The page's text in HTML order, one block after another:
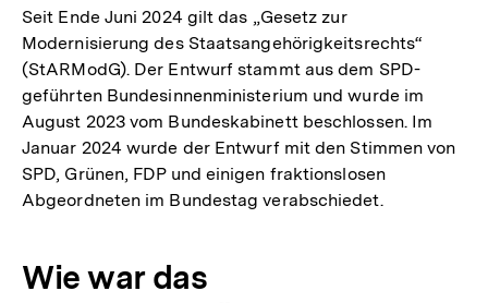
Seit Ende Juni 2024 gilt das „Gesetz zur
Modernisierung des Staatsangehörigkeitsrechts“
(StARModG). Der Entwurf stammt aus dem SPD-
geführten Bundesinnenministerium und wurde im
August 2023 vom Bundeskabinett beschlossen. Im
Januar 2024 wurde der Entwurf mit den Stimmen von
SPD, Grünen, FDP und einigen fraktionslosen
Abgeordneten im Bundestag verabschiedet.
Wie war das